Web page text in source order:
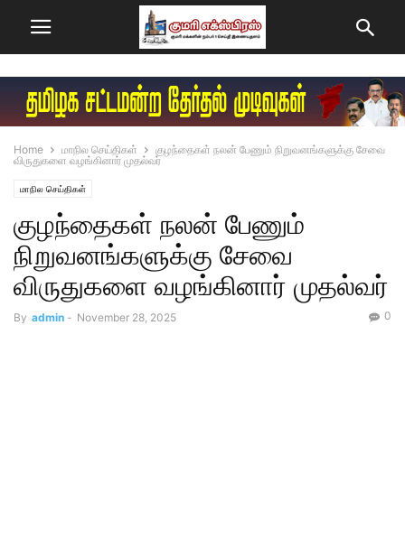
Home மாநில செய்திகள்
குழந்தைகள் நலன் பேணும் நிறுவனங்களுக்கு சேவை
விருதுகளை வழங்கினார் முதல்வர்
மாநில செய்திகள்
குழந்தைகள் நலன் பேணும்
நிறுவனங்களுக்கு சேவை
விருதுகளை வழங்கினார் முதல்வர்
By admin - November 28, 2025 0